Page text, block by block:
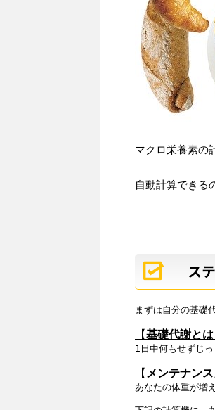
マクロ栄養素の
自動計算できる
ス
まずは自分の基礎
【基礎代謝とは
1日中何もせずじ
【メンテナン
あなたの体重が増